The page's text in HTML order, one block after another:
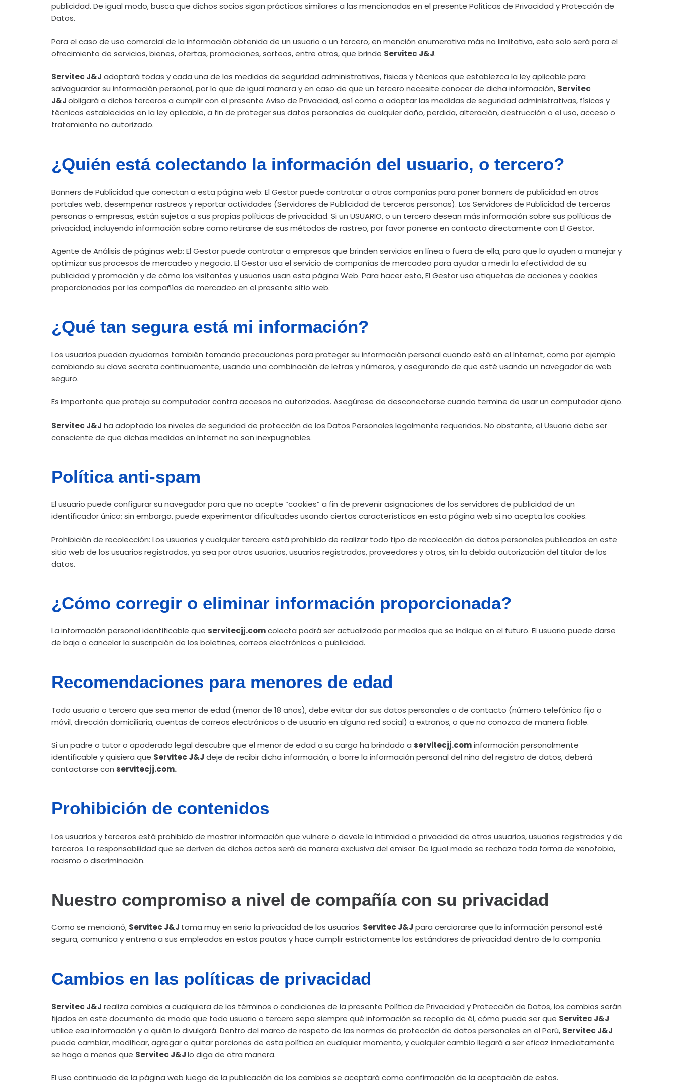
publicidad. De igual modo, busca que dichos socios sigan prácticas similares a las mencionadas en el presente Políticas de Privacidad y Protección de
Datos.
Para el caso de uso comercial de la información obtenida de un usuario o un tercero, en mención enumerativa más no limitativa, esta solo será para el
ofrecimiento de servicios, bienes, ofertas, promociones, sorteos, entre otros, que brinde Servitec J&J.
Servitec J&J adoptará todas y cada una de las medidas de seguridad administrativas, físicas y técnicas que establezca la ley aplicable para
salvaguardar su información personal, por lo que de igual manera y en caso de que un tercero necesite conocer de dicha información, Servitec
J&Jobligará a dichos terceros a cumplir con el presente Aviso de Privacidad, así como a adoptar las medidas de seguridad administrativas, físicas y
técnicas establecidas en la ley aplicable, a fin de proteger sus datos personales de cualquier daño, perdida, alteración, destrucción o el uso, acceso o
tratamiento no autorizado.
¿Quién está colectando la información del usuario, o tercero?
Banners de Publicidad que conectan a esta página web: El Gestor puede contratar a otras compañías para poner banners de publicidad en otros
portales web, desempeñar rastreos y reportar actividades (Servidores de Publicidad de terceras personas). Los Servidores de Publicidad de terceras
personas o empresas, están sujetos a sus propias políticas de privacidad. Si un USUARIO, o un tercero desean más información sobre sus políticas de
privacidad, incluyendo información sobre como retirarse de sus métodos de rastreo, por favor ponerse en contacto directamente con El Gestor.
Agente de Análisis de páginas web: El Gestor puede contratar a empresas que brinden servicios en línea o fuera de ella, para que lo ayuden a manejar y
optimizar sus procesos de mercadeo y negocio. El Gestor usa el servicio de compañías de mercadeo para ayudar a medir la efectividad de su
publicidad y promoción y de cómo los visitantes y usuarios usan esta página Web. Para hacer esto, El Gestor usa etiquetas de acciones y cookies
proporcionados por las compañías de mercadeo en el presente sitio web.
¿Qué tan segura está mi información?
Los usuarios pueden ayudarnos también tomando precauciones para proteger su información personal cuando está en el Internet, como por ejemplo
cambiando su clave secreta continuamente, usando una combinación de letras y números, y asegurando de que esté usando un navegador de web
seguro.
Es importante que proteja su computador contra accesos no autorizados. Asegúrese de desconectarse cuando termine de usar un computador ajeno.
Servitec J&J ha adoptado los niveles de seguridad de protección de los Datos Personales legalmente requeridos. No obstante, el Usuario debe ser
consciente de que dichas medidas en Internet no son inexpugnables.
Política anti-spam
El usuario puede configurar su navegador para que no acepte “cookies” a fin de prevenir asignaciones de los servidores de publicidad de un
identificador único; sin embargo, puede experimentar dificultades usando ciertas características en esta página web si no acepta los cookies.
Prohibición de recolección: Los usuarios y cualquier tercero está prohibido de realizar todo tipo de recolección de datos personales publicados en este
sitio web de los usuarios registrados, ya sea por otros usuarios, usuarios registrados, proveedores y otros, sin la debida autorización del titular de los
datos.
¿Cómo corregir o eliminar información proporcionada?
La información personal identificable que servitecjj.comcolecta podrá ser actualizada por medios que se indique en el futuro. El usuario puede darse
de baja o cancelar la suscripción de los boletines, correos electrónicos o publicidad.
Recomendaciones para menores de edad
Todo usuario o tercero que sea menor de edad (menor de 18 años), debe evitar dar sus datos personales o de contacto (número telefónico fijo o
móvil, dirección domiciliaria, cuentas de correos electrónicos o de usuario en alguna red social) a extraños, o que no conozca de manera fiable.
Si un padre o tutor o apoderado legal descubre que el menor de edad a su cargo ha brindado a servitecjj.cominformación personalmente
identificable y quisiera que Servitec J&J deje de recibir dicha información, o borre la información personal del niño del registro de datos, deberá
contactarse con servitecjj.com.
Prohibición de contenidos
Los usuarios y terceros está prohibido de mostrar información que vulnere o devele la intimidad o privacidad de otros usuarios, usuarios registrados y de
terceros. La responsabilidad que se deriven de dichos actos será de manera exclusiva del emisor. De igual modo se rechaza toda forma de xenofobia,
racismo o discriminación.
Nuestro compromiso a nivel de compañía con su privacidad
Como se mencionó, Servitec J&J toma muy en serio la privacidad de los usuarios. Servitec J&J para cerciorarse que la información personal esté
segura, comunica y entrena a sus empleados en estas pautas y hace cumplir estrictamente los estándares de privacidad dentro de la compañía.
Cambios en las políticas de privacidad
Servitec J&J realiza cambios a cualquiera de los términos o condiciones de la presente Política de Privacidad y Protección de Datos, los cambios serán
fijados en este documento de modo que todo usuario o tercero sepa siempre qué información se recopila de él, cómo puede ser que Servitec J&J
utilice esa información y a quién lo divulgará. Dentro del marco de respeto de las normas de protección de datos personales en el Perú, Servitec J&J
puede cambiar, modificar, agregar o quitar porciones de esta política en cualquier momento, y cualquier cambio llegará a ser eficaz inmediatamente
se haga a menos que Servitec J&Jlo diga de otra manera.
El uso continuado de la página web luego de la publicación de los cambios se aceptará como confirmación de la aceptación de estos.